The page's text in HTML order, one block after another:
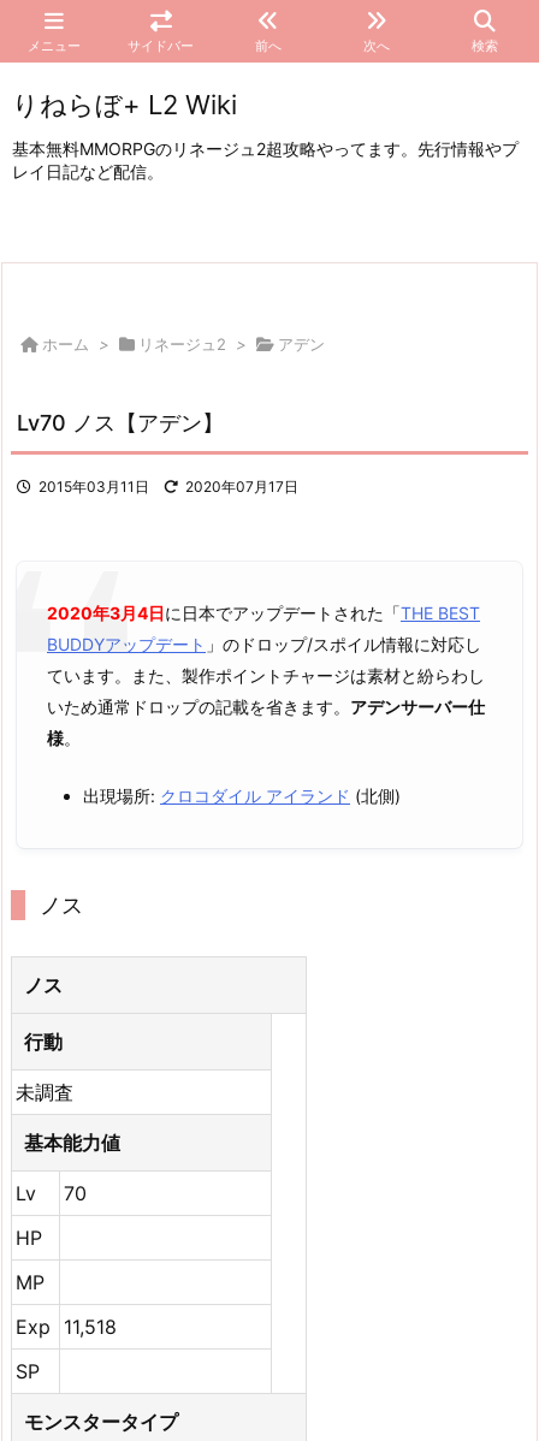
メニュー サイドバー 前へ 次へ 検索
りねらぼ+ L2 Wiki
基本無料MMORPGのリネージュ2超攻略やってます。先行情報やプ
レイ日記など配信。
ホーム > リネージュ2 > アデン
Lv70 ノス【アデン】
2015年03月11日 2020年07月17日
2020年3月4日に日本でアップデートされた「THE BEST
BUDDYアップデート 」のドロップ/スポイル情報に対応し
ています。また、製作ポイントチャージは素材と紛らわし
いため通常ドロップの記載を省きます。 アデンサーバー仕
様。
出現場所: クロコダイル アイランド (北側)
ノス
ノス
行動
未調査
基本能力値
Lv
70
HP
MP
Exp
11,518
SP
モンスタータイプ